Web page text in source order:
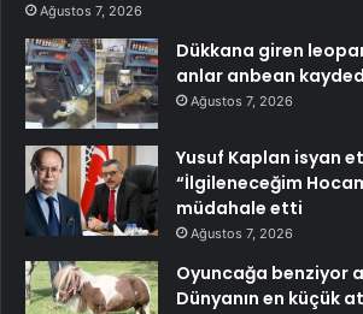
Ağustos 7, 2026
Dükkana giren
anlar anbean
Ağustos 7, 2026
Yusuf Kaplan isyan
“İlgileneceğim
müdahale etti
Ağustos 7, 2026
Oyuncağa benziyor
Dünyanın en küçük